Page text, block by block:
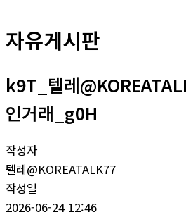
자유게시판
k9T_텔레
인거래_g0H
작성자
텔레@KOREATALK77
작성일
2026-06-24 12:46